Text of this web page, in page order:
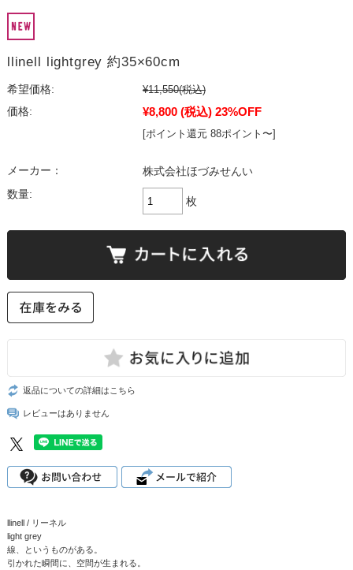
llinell lightgrey 約35×60cm
希望価格: ¥11,550(税込)
価格:
¥8,800 (税込) 23%OFF
[ポイント還元 88ポイント〜]
メーカー：
株式会社ほづみせんい
数量:
枚
返品についての詳細はこちら
レビューはありません
llinell / リーネル
light grey
線、というものがある。
引かれた瞬間に、空間が生まれる。